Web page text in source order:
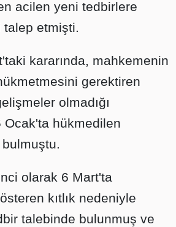
acilen yeni tedbirlere
etmişti.
kararında, mahkemenin
gerektiren
olmadığı
hükmedilen
olarak 6 Mart'ta
kıtlık nedeniyle
talebinde bulunmuş ve